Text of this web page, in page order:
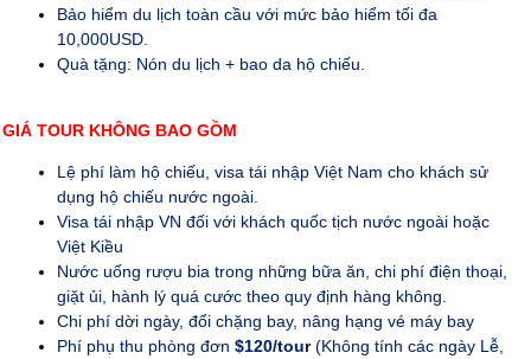
Bảo hiểm du lịch toàn cầu với mức bảo hiểm tối đa
10,000USD.
Quà tặng: Nón du lịch + bao da hộ chiếu.
GIÁ TOUR KHÔNG BAO GỒM
Lệ phí làm hộ chiếu, visa tái nhập Việt Nam cho khách sử
dụng hộ chiếu nước ngoài.
Visa tái nhập VN đối với khách quốc tịch nước ngoài hoặc
Việt Kiều
Nước uống rượu bia trong những bữa ăn, chi phí điện thoại,
giặt ủi, hành lý quá cước theo quy định hàng không.
Chi phí dời ngày, đổi chặng bay, nâng hạng vé máy bay
Phí phụ thu phòng đơn $120/tour(Không tính các ngày Lễ,